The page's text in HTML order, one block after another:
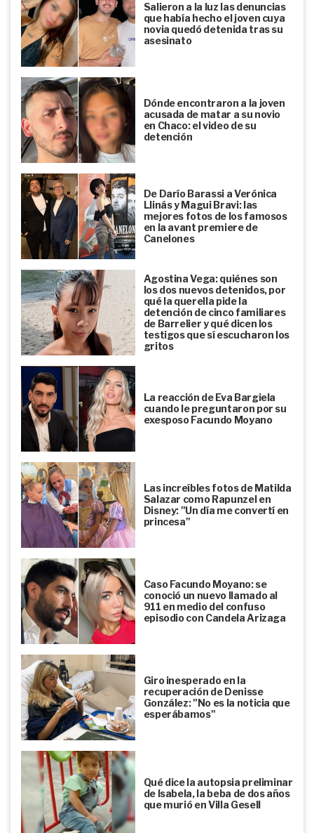
Salieron a la luz las denuncias
que había hecho el joven cuya
novia quedó detenida tras su
asesinato
Dónde encontraron a la joven
acusada de matar a su novio
en Chaco: el video de su
detención
De Darío Barassi a Verónica
Llinás y Magui Bravi: las
mejores fotos de los famosos
en la avant premiere de
Canelones
Agostina Vega: quiénes son
los dos nuevos detenidos, por
qué la querella pide la
detención de cinco familiares
de Barrelier y qué dicen los
testigos que sí escucharon los
gritos
La reacción de Eva Bargiela
cuando le preguntaron por su
exesposo Facundo Moyano
Las increíbles fotos de Matilda
Salazar como Rapunzel en
Disney: "Un día me convertí en
princesa"
Caso Facundo Moyano: se
conoció un nuevo llamado al
911 en medio del confuso
episodio con Candela Arizaga
Giro inesperado en la
recuperación de Denisse
González: "No es la noticia que
esperábamos"
Qué dice la autopsia preliminar
de Isabela, la beba de dos años
que murió en Villa Gesell